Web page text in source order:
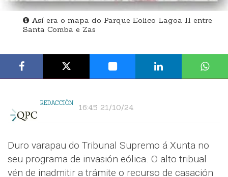
Así era o mapa do Parque Eolico Lagoa II entre
Santa Comba e Zas
REDACCIÓN 16:45 21/10/24
Duro varapau do Tribunal Supremo á Xunta no
seu programa de invasión eólica. O alto tribual
vén de inadmitir a trámite o recurso de casación